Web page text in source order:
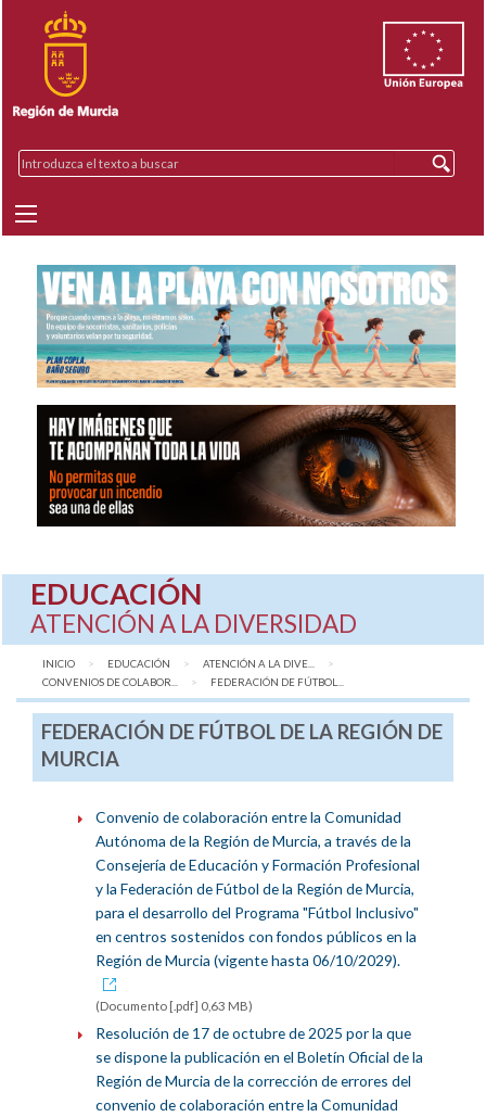
EDUCACIÓN
ATENCIÓN A LA DIVERSIDAD
INICIO EDUCACIÓN
ATENCIÓN A LA DIVE...
CONVENIOS DE COLABOR...
AQUÍ:
FEDERACIÓN DE FÚTBOL...
FEDERACIÓN DE FÚTBOL DE LA REGIÓN DE
MURCIA
Convenio de colaboración entre la Comunidad
Autónoma de la Región de Murcia, a través de la
Consejería de Educación y Formación Profesional
y la Federación de Fútbol de la Región de Murcia,
para el desarrollo del Programa "Fútbol Inclusivo"
en centros sostenidos con fondos públicos en la
Región de Murcia (vigente hasta 06/10/2029).
(Documento [.pdf] 0,63 MB)
Resolución de 17 de octubre de 2025 por la que
se dispone la publicación en el Boletín Oficial de la
Región de Murcia de la corrección de errores del
convenio de colaboración entre la Comunidad